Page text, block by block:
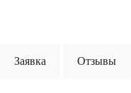
Заявка Отзывы